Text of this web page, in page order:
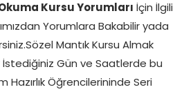
Okuma Kursu Yorumları
İçin İlgili
Yorumlara Bakabilir yada
Mantık Kursu Almak
Gün ve Saatlerde bu
Hazırlık Öğrencilerininde Seri